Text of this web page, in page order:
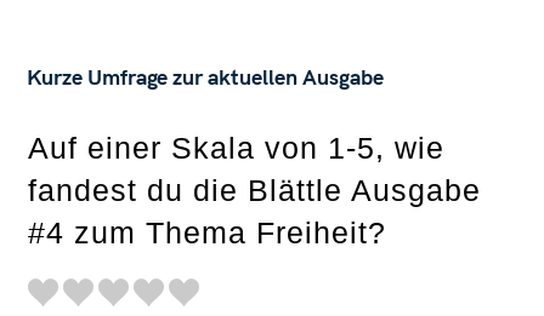
Kurze Umfrage zur aktuellen Ausgabe
Auf einer Skala von 1-5, wie
fandest du die Blättle Ausgabe
#4 zum Thema Freiheit?